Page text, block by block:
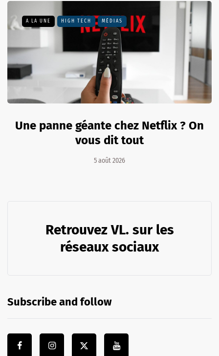
A LA UNE HIGH TECH MÉDIAS
Une panne géante chez Netflix ? On
vous dit tout
5 août 2026
Retrouvez VL. sur les
réseaux sociaux
Subscribe and follow